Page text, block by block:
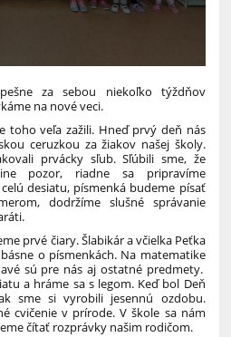
za sebou niekoľko týždňov
na nové veci.
toho veľa zažili. Hneď prvý deň nás
ceruzkou za žiakov našej školy.
prvácky sľub. Sľúbili sme, že
pozor, riadne sa pripravíme
desiatu, písmenká budeme písať
dodržíme slušné správanie
prvé čiary. Šlabikár a včielka Peťka
o písmenkách. Na matematike
sú pre nás aj ostatné predmety.
a hráme sa s legom. Keď bol Deň
sme si vyrobili jesennú ozdobu.
cvičenie v prírode. V škole sa nám
čítať rozprávky našim rodičom.